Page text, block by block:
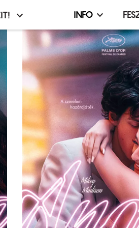
Infó,
menü
INFO